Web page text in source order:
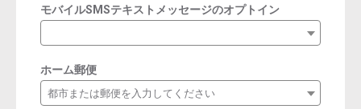
モバイルSMSテキストメッセージのオプトイン
ホーム郵便
都市または郵便を入力してください